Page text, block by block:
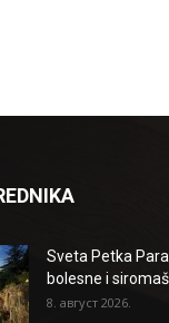
Sveta Petka
bolesne i
8. август 2026.